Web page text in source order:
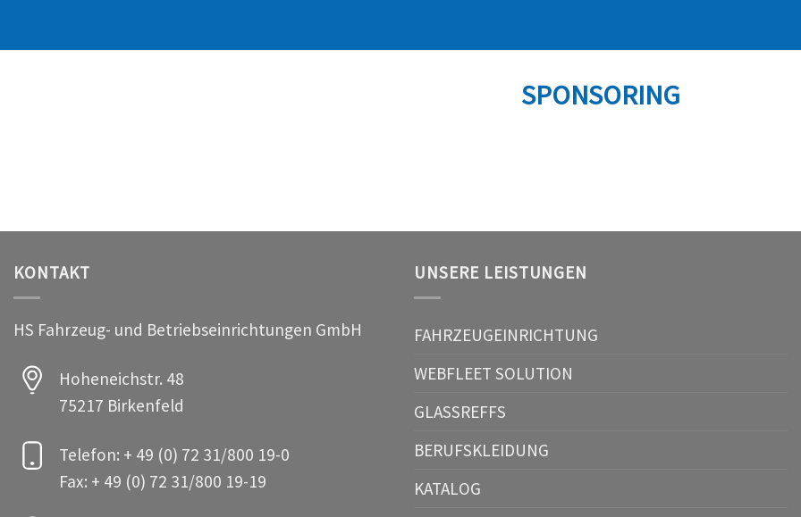
SPONSORING
KONTAKT
HS Fahrzeug- und Betriebseinrichtungen GmbH
Hoheneichstr. 48
75217 Birkenfeld
Telefon: + 49 (0) 72 31/800 19-0
Fax: + 49 (0) 72 31/800 19-19
UNSERE LEISTUNGEN
FAHRZEUGEINRICHTUNG
WEBFLEET SOLUTION
GLASSREFFS
BERUFSKLEIDUNG
KATALOG